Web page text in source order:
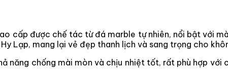
cấp được chế tác từ đá marble tự nhiên, nổi bật với
Lạp, mang lại vẻ đẹp thanh lịch và sang trọng cho
năng chống mài mòn và chịu nhiệt tốt, rất phù hợp